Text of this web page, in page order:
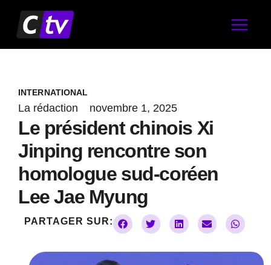
contenu
INTERNATIONAL
La rédaction novembre 1, 2025
Le président chinois Xi
Jinping rencontre son
homologue sud-coréen
Lee Jae Myung
PARTAGER SUR: